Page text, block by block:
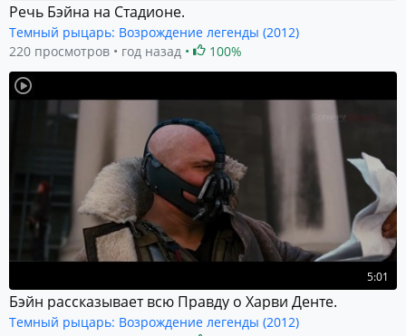
Речь Бэйна на Стадионе.
Темный рыцарь: Возрождение легенды (2012)
220 просмотров
год назад 100%
5:01
Бэйн рассказывает всю Правду о Харви Денте.
Темный рыцарь: Возрождение легенды (2012)